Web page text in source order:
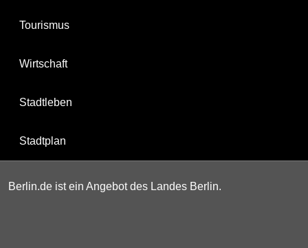
Tourismus
Wirtschaft
Stadtleben
Stadtplan
Berlin.de ist ein Angebot des Landes Berlin.